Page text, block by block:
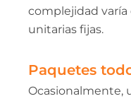
complejidad varía
unitarias fijas.
Paquetes
Ocasionalmente,